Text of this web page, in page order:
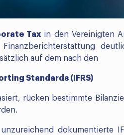
Tax in den Vereinigten
auf dem nach den
Standards (IFRS)
rücken bestimmte
dokumentierte